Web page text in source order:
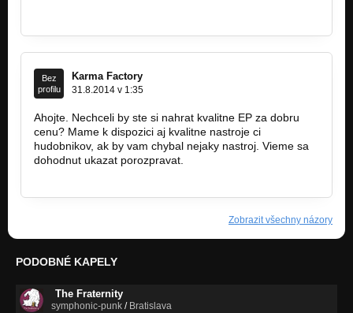
Bez
profilu
Karma Factory
31.8.2014 v 1:35
Ahojte. Nechceli by ste si nahrat kvalitne EP za dobru
cenu? Mame k dispozici aj kvalitne nastroje ci
hudobnikov, ak by vam chybal nejaky nastroj. Vieme sa
dohodnut ukazat porozpravat.
Zobrazit všechny názory
PODOBNÉ KAPELY
The Fraternity
symphonic-punk / Bratislava